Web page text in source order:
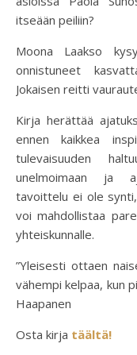
itseään peiliin?
Moona Laakso
onnistuneet
Jokaisen reitti
Kirja herättää
ennen kaikkea
tulevaisuuden
unelmoimaan ja
tavoittelu ei ole
voi mahdollistaa
yhteiskunnalle.
”Yleisesti ottaen
vähempi kelpaa, kun
Haapanen
Osta kirja täältä!